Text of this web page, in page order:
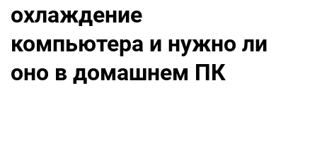
охлаждение
компьютера и нужно ли
оно в домашнем ПК